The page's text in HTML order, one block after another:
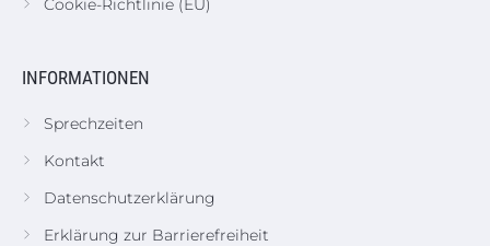
Cookie-Richtlinie (EU)
INFORMATIONEN
Sprechzeiten
Kontakt
Datenschutzerklärung
Erklärung zur Barrierefreiheit